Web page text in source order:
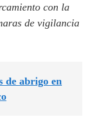
con la
de vigilancia
de abrigo en